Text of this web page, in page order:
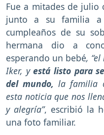
Fue a mitades de julio
junto a su familia a
cumpleaños de su
hermana dio a
esperando un bebé,
Iker, yestá listo para
del mundo, la familia
esta noticia que nos
y alegría”, escribió la
una foto familiar.